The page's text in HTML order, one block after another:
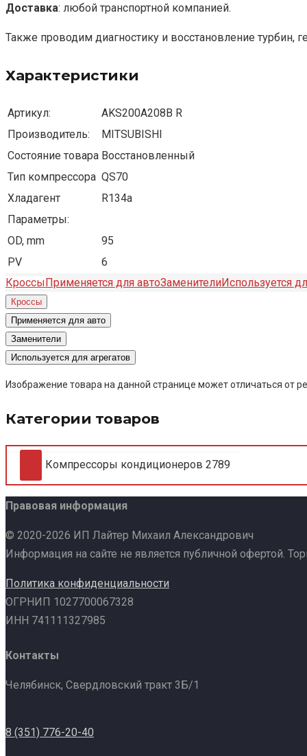
Доставка: любой транспортной компанией.
Также проводим диагностику и восстановление турбин,
Характеристики
Артикул:
AKS200A208B R
Производитель:
MITSUBISHI
Состояние товара Восстановленный
Тип компрессора QS70
Хладагент
R134a
Параметры:
OD, mm
95
PV
6
Кроссы Применяется для автоЗаменителиИспользуется
Кроссы
Применяется для авто
Заменители
Используется для агрегатов
Изображение товара на данной странице может отличаться от
Категории товаров
Компрессоры кондиционеров 2789
Правовая информация
© 2020-2026 ИП Лайтер Михаил Александрович
Информация на сайте не является публичной офертой.
Политика конфиденциальности
ОГРНИП 1027700067328
ИНН 741111327985
Контакты
Челябинск, Свердловский тракт 3Б/1
8 (351) 776-20-40